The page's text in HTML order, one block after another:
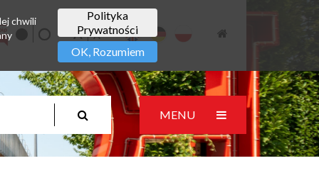
MENU
Polityka
Prywatności
OK, Rozumiem
chwili